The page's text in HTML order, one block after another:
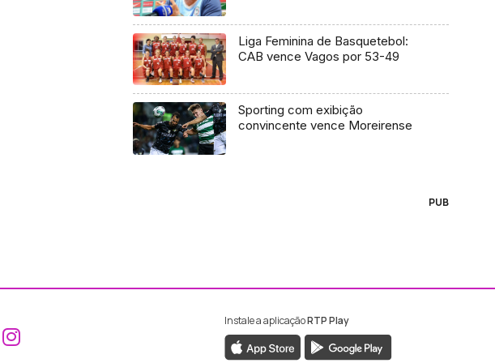
Liga Feminina de Basquetebol:
CAB vence Vagos por 53-49
Sporting com exibição
convincente vence Moreirense
PUB
Aceder ao Facebook da RTP Madeira
Aceder ao Instagram da RTP Madeira
Instale a aplicaçãoRTP Play